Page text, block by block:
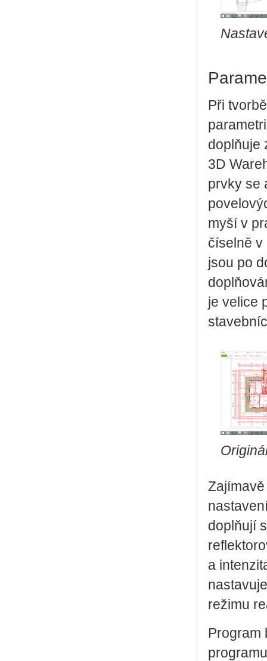
Při
doplňuje
3D
prvky se
myší v
číselně v
jsou po
je velice
doplňují
a
režimu
Program